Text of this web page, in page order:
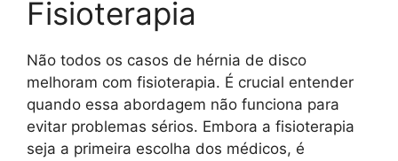
Fisioterapia
Não todos os casos de hérnia de disco
melhoram com fisioterapia. É crucial entender
quando essa abordagem não funciona para
evitar problemas sérios. Embora a fisioterapia
seja a primeira escolha dos médicos, é